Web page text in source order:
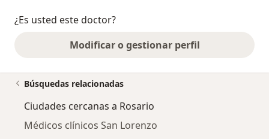
¿Es usted este doctor?
Modificar o gestionar perfil
Búsquedas relacionadas
Ciudades cercanas a Rosario
Médicos clínicos San Lorenzo